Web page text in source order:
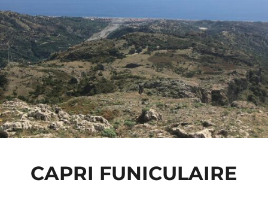
CAPRI FUNICULAIRE